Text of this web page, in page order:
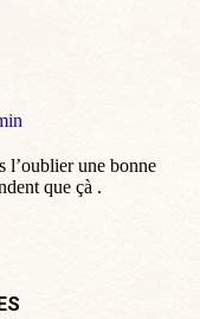
l’oublier une bonne
que çà .